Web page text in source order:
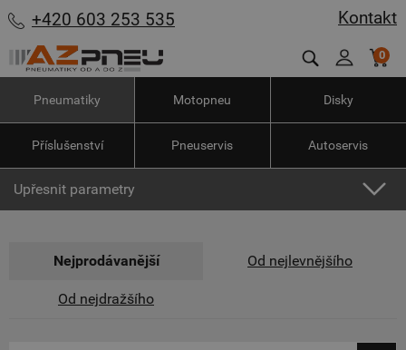
Kontakt
+420 603 253 535
0
Pneumatiky Motopneu Disky
Příslušenství Pneuservis Autoservis
Upřesnit parametry
Nejprodávanější Od nejlevnějšího
Od nejdražšího